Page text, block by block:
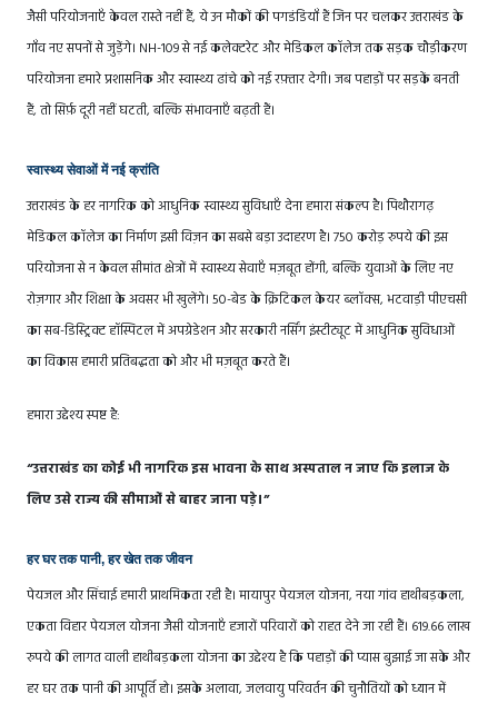
जैसी परियोजनाएँ केवल रास्ते नहीं हैं, ये उन मौकों की पगडंडियाँ हैं जिन पर चलकर उत्तराखंड के
गाँव नए सपनों से जुड़ेंगे। NH-109 से नई कलेक्टरेट और मेडिकल कॉलेज तक सड़क चौड़ीकरण
परियोजना हमारे प्रशासनिक और स्वास्थ्य ढांचे को नई रफ़्तार देगी। जब पहाड़ों पर सड़कें बनती
हैं, तो सिर्फ़ दूरी नहीं घटती, बल्कि संभावनाएँ बढ़ती हैं।
स्वास्थ्य सेवाओं में नई क्रांति
उत्तराखंड के हर नागरिक को आधुनिक स्वास्थ्य सुविधाएँ देना हमारा संकल्प है। पिथौरागढ़
मेडिकल कॉलेज का निर्माण इसी विज़न का सबसे बड़ा उदाहरण है। 750 करोड़ रुपये की इस
परियोजना से न केवल सीमांत क्षेत्रों में स्वास्थ्य सेवाएँ मज़बूत होंगी, बल्कि युवाओं के लिए नए
रोज़गार और शिक्षा के अवसर भी खुलेंगे। 50-बेड के क्रिटिकल केयर ब्लॉक्स, भटवाड़ी पीएचसी
का सब-डिस्ट्रिक्ट हॉस्पिटल में अपग्रेडेशन और सरकारी नर्सिंग इंस्टीट्यूट में आधुनिक सुविधाओं
का विकास हमारी प्रतिबद्धता को और भी मज़बूत करते हैं।
हमारा उद्देश्य स्पष्ट है:
“उत्तराखंड का कोई भी नागरिक इस भावना के साथ अस्पताल न जाए कि इलाज के
लिए उसे राज्य की सीमाओं से बाहर जाना पड़े।”
हर घर तक पानी, हर खेत तक जीवन
पेयजल और सिंचाई हमारी प्राथमिकता रही है। मायापुर पेयजल योजना, नया गांव हाथीबड़कला,
एकता विहार पेयजल योजना जैसी योजनाएँ हजारों परिवारों को राहत देने जा रही हैं। 619.66 लाख
रुपये की लागत वाली हाथीबड़कला योजना का उद्देश्य है कि पहाड़ों की प्यास बुझाई जा सके और
हर घर तक पानी की आपूर्ति हो। इसके अलावा, जलवायु परिवर्तन की चुनौतियों को ध्यान में